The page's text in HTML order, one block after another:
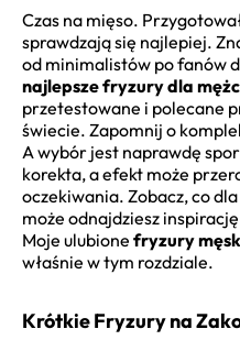
Czas na mięso.
sprawdzają się najlepiej.
od minimalistów po fanów
najlepsze fryzury dla
przetestowane i polecane
świecie. Zapomnij o
A wybór jest naprawdę
korekta, a efekt może
oczekiwania. Zobacz, co
może odnajdziesz
Moje ulubione fryzury
właśnie w tym rozdziale.
Krótkie Fryzury na